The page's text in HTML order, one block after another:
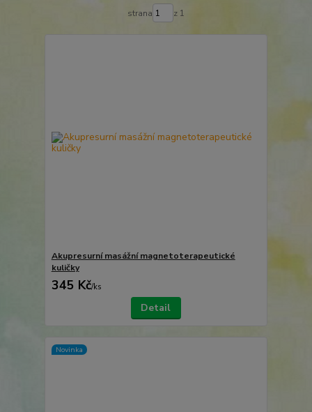
strana z 1
Akupresurní masážní magnetoterapeutické
kuličky
345 Kč/ks
Detail
Novinka